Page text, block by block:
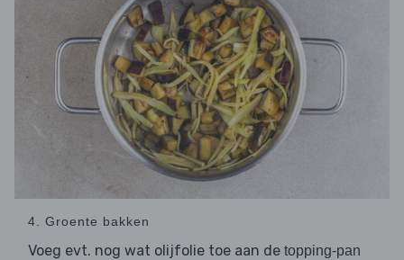
4. Groente bakken
Voeg evt. nog wat olijfolie toe aan de topping-pan